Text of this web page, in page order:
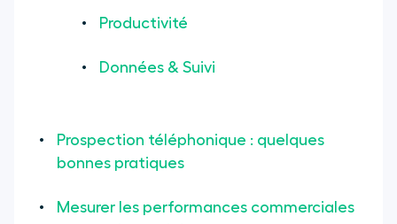
Productivité
Données & Suivi
Prospection téléphonique : quelques
bonnes pratiques
Mesurer les performances commerciales